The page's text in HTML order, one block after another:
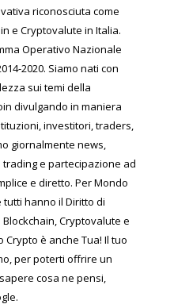
riconosciuta come
e Cryptovalute in Italia.
Operativo Nazionale
2020. Siamo nati con
sui temi della
divulgando in maniera
investitori, traders,
giornalmente news,
e partecipazione ad
e diretto. Per Mondo
tutti hanno il Diritto di
Cryptovalute e
Crypto è anche Tua! Il tuo
per poterti offrire un
cosa ne pensi,